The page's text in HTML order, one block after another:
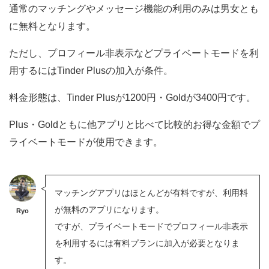
通常のマッチングやメッセージ機能の利用のみは男女とも
に無料となります。
ただし、プロフィール非表示などプライベートモードを利
用するにはTinder Plusの加入が条件。
料金形態は、Tinder Plusが1200円・Goldが3400円です。
Plus・Goldともに他アプリと比べて比較的お得な金額でプ
ライベートモードが使用できます。
Ryo
マッチングアプリはほとんどが有料ですが、利用料
が無料のアプリになります。
ですが、プライベートモードでプロフィール非表示
を利用するには有料プランに加入が必要となりま
す。